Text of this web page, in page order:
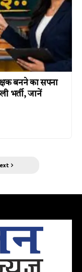
बनने का सपना
भर्ती, जानें